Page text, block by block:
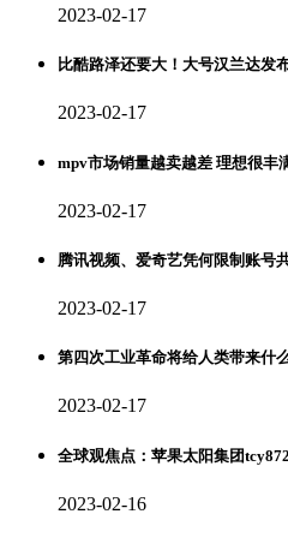
2023-02-17
比酷路泽还要大！大号汉兰达发
2023-02-17
mpv市场销量越卖越差 理想很丰
2023-02-17
腾讯视频、爱奇艺凭何限制账号
2023-02-17
第四次工业革命将给人类带来什
2023-02-17
全球观焦点：苹果太阳集团
2023-02-16